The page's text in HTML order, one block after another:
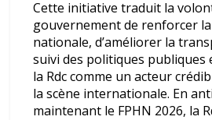
Cette initiative traduit la
gouvernement de renforcer
nationale, d’améliorer la
suivi des politiques
la Rdc comme un acteur
la scène internationale. En
maintenant le FPHN 2026, la